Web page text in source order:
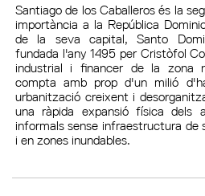
Santiago de los Caballeros és la
importància a la República
de la seva capital, Santo
fundada l'any 1495 per Cristòfol
industrial i financer de la zona
compta amb prop d'un milió
urbanització creixent i
una ràpida expansió física dels
informals sense infraestructura de
i en zones inundables.